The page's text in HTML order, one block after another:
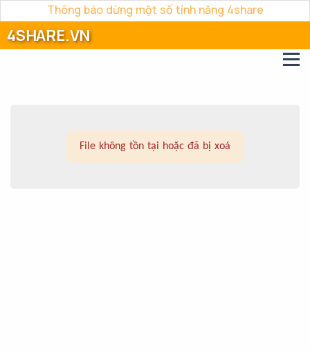
Thông báo dừng một số tính năng 4share
4SHARE.VN
File không tồn tại hoặc đã bị xoá